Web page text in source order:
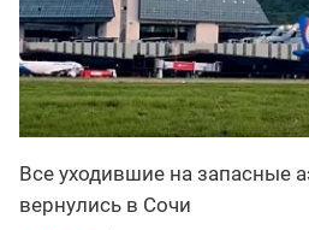
Все уходившие на запасные
вернулись в Сочи